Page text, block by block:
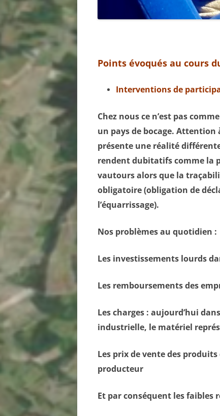
Points évoqués au cours
Interventions de
Chez nous ce n’est pas
un pays de bocage. Attention
présente une réalité
rendent dubitatifs comme la
vautours alors que la
obligatoire (obligation de
l’équarrissage).
Nos problèmes au quotidien :
Les investissements lourds
Les remboursements des
Les charges : aujourd’hui
industrielle, le matériel
Les prix de vente des
producteur
Et par conséquent les faibles